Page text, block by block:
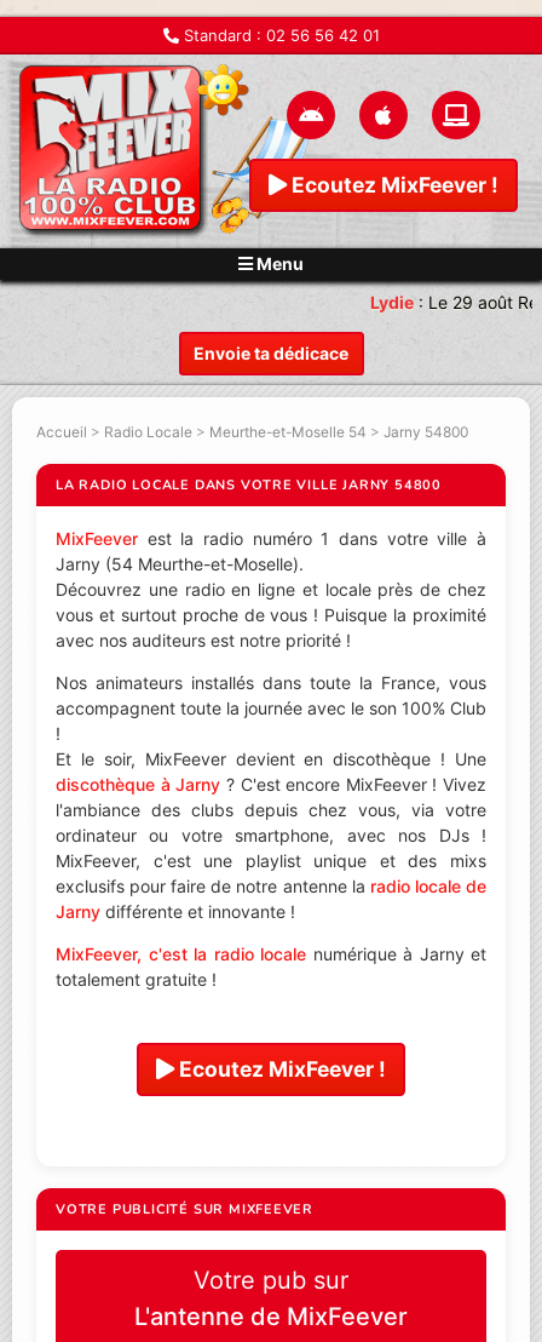
Standard : 02 56 56 42 01
Ecoutez MixFeever !
Menu
Envoie ta dédicace
Lydie:Le 29 août
Accueil > Radio Locale > Meurthe-et-Moselle 54 > Jarny 54800
LA RADIO LOCALE DANS VOTRE VILLE JARNY 54800
MixFeever est la radio numéro 1 dans votre ville à
Jarny (54 Meurthe-et-Moselle).
Découvrez une radio en ligne et locale près de chez
vous et surtout proche de vous ! Puisque la proximité
avec nos auditeurs est notre priorité !
Nos animateurs installés dans toute la France, vous
accompagnent toute la journée avec le son 100% Club
!
Et le soir, MixFeever devient en discothèque ! Une
discothèque à Jarny ? C'est encore MixFeever ! Vivez
l'ambiance des clubs depuis chez vous, via votre
ordinateur ou votre smartphone, avec nos DJs !
MixFeever, c'est une playlist unique et des mixs
exclusifs pour faire de notre antenne la radio locale de
Jarny différente et innovante !
MixFeever, c'est la radio locale numérique à Jarny et
totalement gratuite !
Ecoutez MixFeever !
VOTRE PUBLICITÉ SUR MIXFEEVER
Votre pub sur
L'antenne de MixFeever